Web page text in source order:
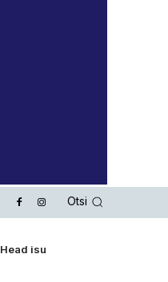
Otsi
Head isu